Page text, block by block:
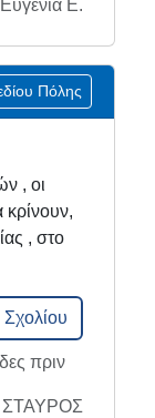
Ε.
Πόλης
, οι
κρίνουν,
, στο
πριν
ΣΤΑΥΡΟΣ